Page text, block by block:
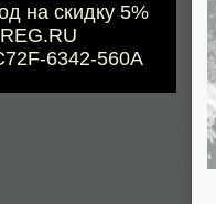
на скидку 5%
REG.RU
6342-560A